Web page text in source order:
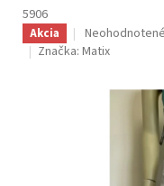
5906
Akcia
Priemerné
hodnotenie
Neohodnotené
Značka: Matix